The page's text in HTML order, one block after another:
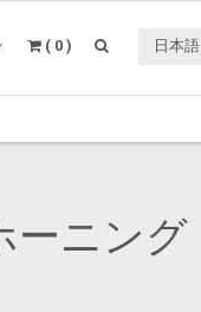
( 0 ) 日本語
ーニング